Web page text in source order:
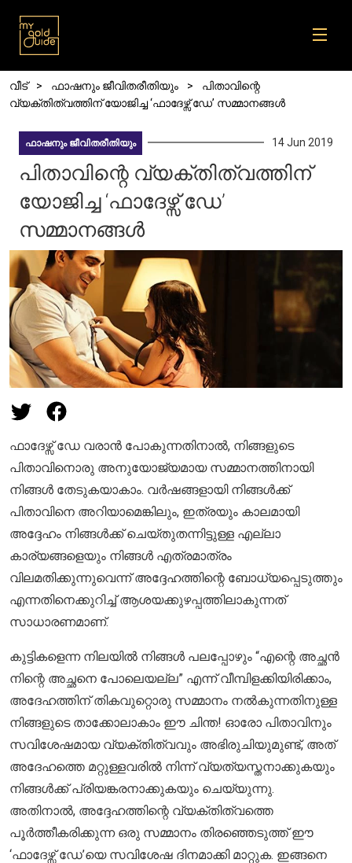
Breadcrumb
വീട് ഫാഷനും ജീവിതരീതിയും
പിതാവിന്റെ
വ്യക്തിത്വത്തിന് യോജിച്ച ‘ഫാദേഴ്സ് ഡേ’ സമ്മാനങ്ങൾ
ഫാഷനും ജീവിതരീതിയും 14 Jun 2019
പിതാവിന്റെ വ്യക്തിത്വത്തിന്
യോജിച്ച ‘ഫാദേഴ്സ് ഡേ’
സമ്മാനങ്ങൾ
ഫാദേഴ്സ് ഡേ വരാൻ പോകുന്നതിനാൽ, നിങ്ങളുടെ
പിതാവിനൊരു അനുയോജ്യമായ സമ്മാനത്തിനായി
നിങ്ങൾ തേടുകയാകാം. വർഷങ്ങളായി നിങ്ങൾക്ക്
പിതാവിനെ അറിയാമെങ്കിലും, ഇത്രയും കാലമായി
അദ്ദേഹം നിങ്ങൾക്ക് ചെയ്തുതന്നിട്ടുള്ള എല്ലാ
കാര്യങ്ങളെയും നിങ്ങൾ എത്രമാത്രം
വിലമതിക്കുന്നുവെന്ന് അദ്ദേഹത്തിന്റെ ബോധ്യപ്പെടുത്തും
എന്നതിനെക്കുറിച്ച് ആശയക്കുഴപ്പത്തിലാകുന്നത്
സാധാരണമാണ്.
കുട്ടികളെന്ന നിലയിൽ നിങ്ങൾ പലപ്പോഴും “എന്റെ അച്ഛൻ
നിന്റെ അച്ഛനെ പോലെയല്ല” എന്ന് വീമ്പിളക്കിയിരിക്കാം,
അദേഹത്തിന് തികവുറ്റൊരു സമ്മാനം നൽകുന്നതിനുള്ള
നിങ്ങളുടെ താക്കോലാകാം ഈ ചിന്ത! ഓരോ പിതാവിനും
സവിശേഷമായ വ്യക്തിത്വവും അഭിരുചിയുമുണ്ട്, അത്
അദേഹത്തെ മറ്റുള്ളവരിൽ നിന്ന് വ്യത്യസ്തനാക്കുകയും
നിങ്ങൾക്ക് പ്രിയങ്കരനാക്കുകയും ചെയ്യുന്നു.
അതിനാൽ, അദ്ദേഹത്തിന്റെ വ്യക്തിത്വത്തെ
പൂർത്തീകരിക്കുന്ന ഒരു സമ്മാനം തിരഞ്ഞെടുത്ത് ഈ
‘ഫാദേഴ്സ് ഡേ’യെ സവിശേഷ ദിനമാക്കി മാറ്റുക. ഇങ്ങനെ